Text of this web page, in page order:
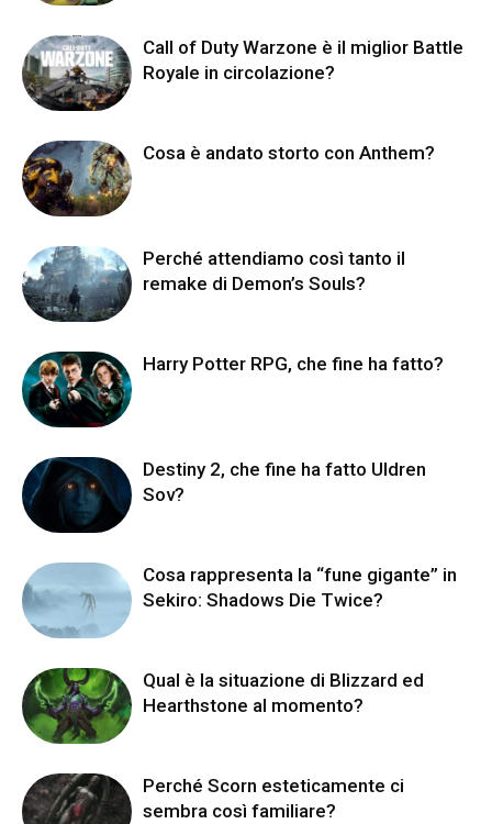
Call of Duty Warzone è il miglior Battle
Royale in circolazione?
Cosa è andato storto con Anthem?
Perché attendiamo così tanto il
remake di Demon’s Souls?
Harry Potter RPG, che fine ha fatto?
Destiny 2, che fine ha fatto Uldren
Sov?
Cosa rappresenta la “fune gigante” in
Sekiro: Shadows Die Twice?
Qual è la situazione di Blizzard ed
Hearthstone al momento?
Perché Scorn esteticamente ci
sembra così familiare?